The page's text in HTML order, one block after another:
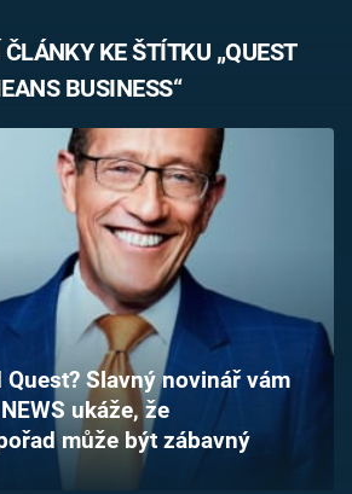
KE ŠTÍTKU „QUEST
BUSINESS“
Quest? Slavný novinář vám
ukáže, že
může být zábavný